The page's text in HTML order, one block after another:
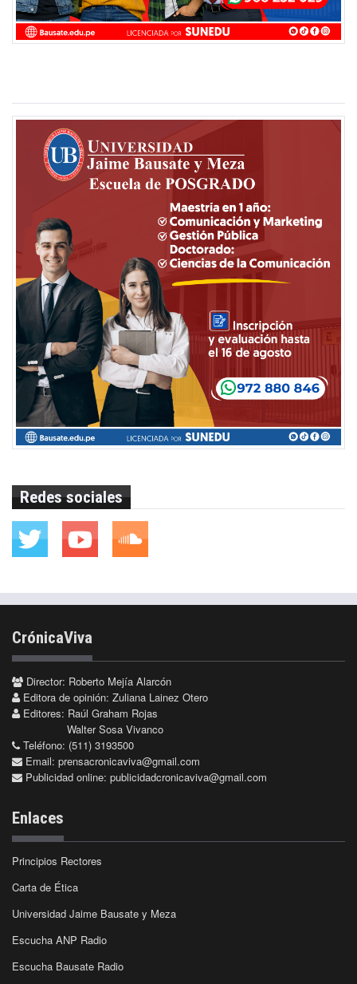
Redes sociales
CrónicaViva
Director: Roberto Mejía Alarcón
Editora de opinión: Zuliana Lainez Otero
Editores: Raúl Graham Rojas
Walter Sosa Vivanco
Teléfono: (511) 3193500
Email: prensacronicaviva@gmail.com
Publicidad online: publicidadcronicaviva@gmail.com
Enlaces
Principios Rectores
Carta de Ética
Universidad Jaime Bausate y Meza
Escucha ANP Radio
Escucha Bausate Radio